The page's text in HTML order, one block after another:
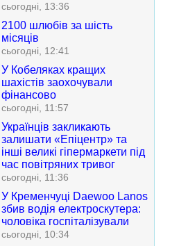
сьогодні, 13:36
2100 шлюбів за шість
місяців
сьогодні, 12:41
У Кобеляках кращих
шахістів заохочували
фінансово
сьогодні, 11:57
Українців закликають
залишати «Епіцентр» та
інші великі гіпермаркети під
час повітряних тривог
сьогодні, 11:36
У Кременчуці Daewoo Lanos
збив водія електроскутера:
чоловіка госпіталізували
сьогодні, 10:34